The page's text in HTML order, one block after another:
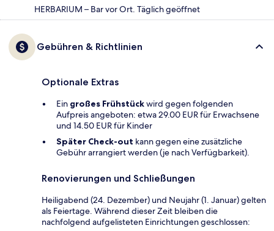
HERBARIUM – Bar vor Ort. Täglich geöffnet
Gebühren & Richtlinien
Optionale Extras
Ein großes Frühstückwird gegen folgenden
Aufpreis angeboten: etwa 29.00 EUR für Erwachsene
und 14.50 EUR für Kinder
Später Check-out kann gegen eine zusätzliche
Gebühr arrangiert werden (je nach Verfügbarkeit).
Renovierungen und Schließungen
Heiligabend (24. Dezember) und Neujahr (1. Januar) gelten
als Feiertage. Während dieser Zeit bleiben die
nachfolgend aufgelisteten Einrichtungen geschlossen: